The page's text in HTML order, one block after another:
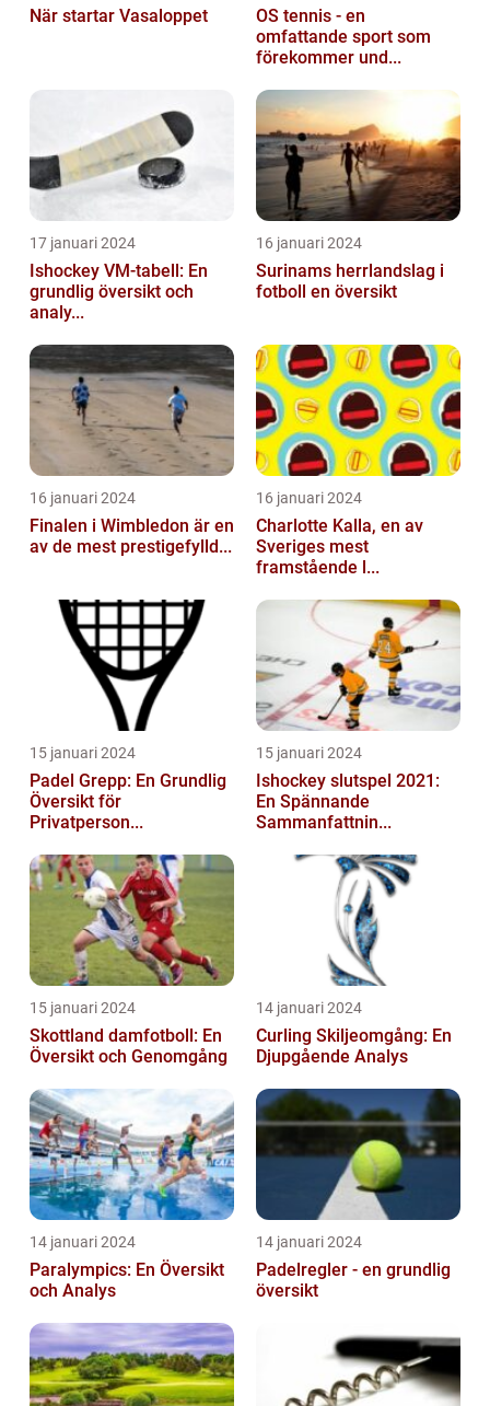
När startar Vasaloppet
OS tennis - en
omfattande sport som
förekommer und...
17 januari 2024
Ishockey VM-tabell: En
grundlig översikt och
analy...
16 januari 2024
Surinams herrlandslag i
fotboll en översikt
16 januari 2024
Finalen i Wimbledon är en
av de mest prestigefylld...
16 januari 2024
Charlotte Kalla, en av
Sveriges mest
framstående l...
15 januari 2024
Padel Grepp: En Grundlig
Översikt för
Privatperson...
15 januari 2024
Ishockey slutspel 2021:
En Spännande
Sammanfattnin...
15 januari 2024
Skottland damfotboll: En
Översikt och Genomgång
14 januari 2024
Curling Skiljeomgång: En
Djupgående Analys
14 januari 2024
Paralympics: En Översikt
och Analys
14 januari 2024
Padelregler - en grundlig
översikt